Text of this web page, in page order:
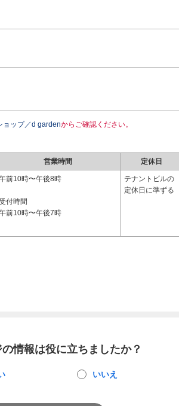
ョップ／d gardenからご確認ください。
営業時間 定休日
前10時〜午後8時
付時間
前10時〜午後7時
テナントビルの
定休日に準ずる
情報は役に立ちましたか？
いいえ